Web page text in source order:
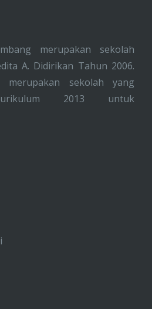
merupakan sekolah
A. Didirikan Tahun 2006.
merupakan sekolah yang
2013 untuk